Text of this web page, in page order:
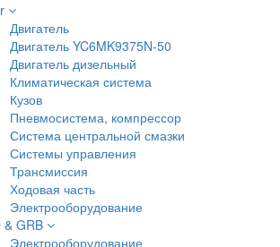
Двигатель
Двигатель YC6MK9375N-50
Двигатель дизельный
Климатическая система
Кузов
Пневмосистема, компрессор
Система центральной смазки
Системы управления
Трансмиссия
Ходовая часть
Электрооборудование
& GRB
Электрооборудование